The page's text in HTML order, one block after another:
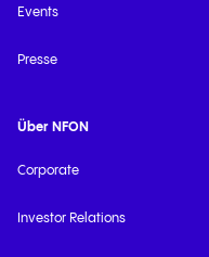
Events
Presse
Über NFON
Corporate
Investor Relations